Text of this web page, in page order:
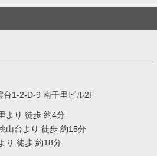
台1-2-D-9 南千里ビル2F
より 徒歩 約4分
山台より 徒歩 約15分
り 徒歩 約18分